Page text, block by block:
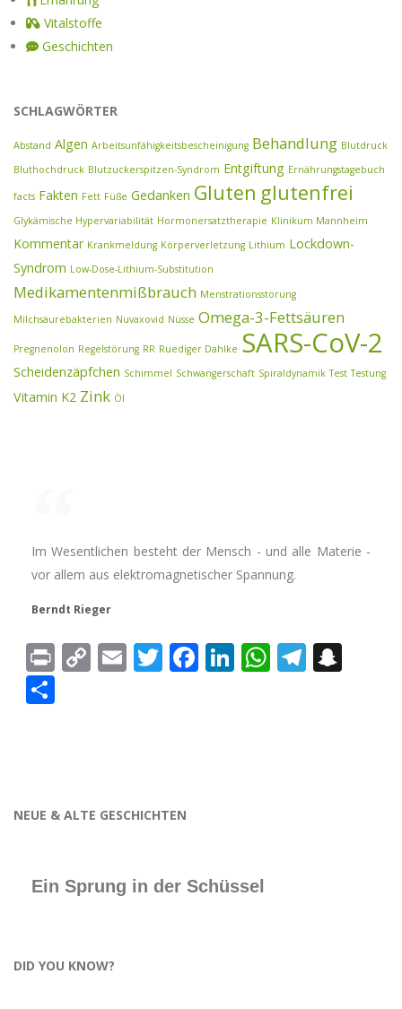
Vitalstoffe
Geschichten
SCHLAGWÖRTER
Abstand Algen Arbeitsunfähigkeitsbescheinigung Behandlung Blutdruck
Bluthochdruck Blutzuckerspitzen-Syndrom Entgiftung Ernährungstagebuch
facts Fakten Fett Füße Gedanken Gluten glutenfrei
Glykämische Hypervariabilität Hormonersatztherapie Klinikum Mannheim
Kommentar Krankmeldung Körperverletzung Lithium Lockdown-
Syndrom Low-Dose-Lithium-Substitution
Medikamentenmißbrauch Menstrationsstörung
Milchsäurebakterien Nuvaxovid Nüsse Omega-3-Fettsäuren
Pregnenolon Regelstörung RR Ruediger Dahlke SARS-CoV-2
Scheidenzäpfchen Schimmel Schwangerschaft Spiraldynamik Test Testung
Vitamin K2 Zink Öl
Im Wesentlichen besteht der Mensch - und alle Materie -
vor allem aus elektromagnetischer Spannung.
Berndt Rieger
PrintCopyEmailTwitter
Facebook
LinkedIn
NEUE & ALTE GESCHICHTEN
Ein Sprung in der Schüssel
DID YOU KNOW?